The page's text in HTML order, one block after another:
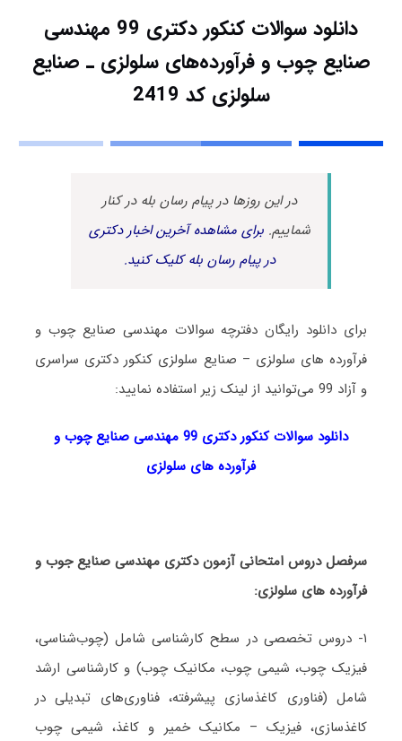
دانلود سوالات کنکور دکتری 99 ﻣﻬﻨﺪسی
ﺻﻨﺎﻳﻊ چوب و ﻓﺮآورده‌ﻫﺎی ﺳﻠﻮﻟﺰی ـ ﺻﻨﺎﻳﻊ
ﺳﻠﻮﻟﺰی کد 2419
در این روزها در پیام رسان بله در کنار
شماییم.برای مشاهده آخرین اخبار دکتری
در پیام رسان بله کلیک کنید.
برای دانلود رایگان دفترچه سوالات ﻣﻬﻨﺪسی ﺻﻨﺎﻳﻊ چوب و
ﻓﺮآورده ﻫﺎی ﺳﻠﻮﻟﺰی – صنایع سلولزی کنکور دکتری سراسری
و آزاد 99 می‌توانید از لینک زیر استفاده نمایید:
دانلود سوالات کنکور دکتری 99 ﻣﻬﻨﺪسی ﺻﻨﺎﻳﻊ چوب و
ﻓﺮآورده ﻫﺎی ﺳﻠﻮﻟﺰی
سرفصل دروس امتحانی آزمون دکتری ﻣﻬﻨﺪسی ﺻﻨﺎﻳﻊ ﺟﻮب و
ﻓﺮآورده ﻫﺎی ﺳﻠﻮﻟﺰی:
۱- دروس تخصصی در سطح کارشناسی شامل (چوب‌شناسی،
فیزیک چوب، شیمی چوب، مکانیک چوب) و کارشناسی ارشد
شامل (فناوری کاغذسازی پیشرفته، فناوری‌های تبدیلی در
کاغذسازی، فیزیک – مکانیک خمیر و کاغذ، شیمی چوب